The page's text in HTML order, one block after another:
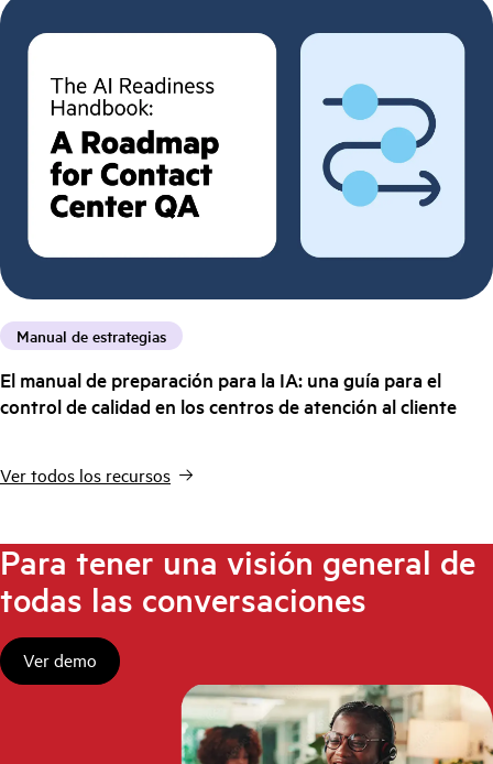
Manual de estrategias
El manual de preparación para la IA: una guía para el
control de calidad en los centros de atención al cliente
Ver todos los recursos
Para tener una visión general de
todas las conversaciones
Ver demo